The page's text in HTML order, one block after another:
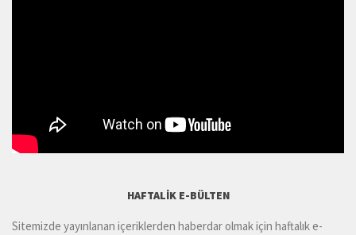
HAFTALIK E-BÜLTEN
Sitemizde yayınlanan içeriklerden haberdar olmak için haftalık e-